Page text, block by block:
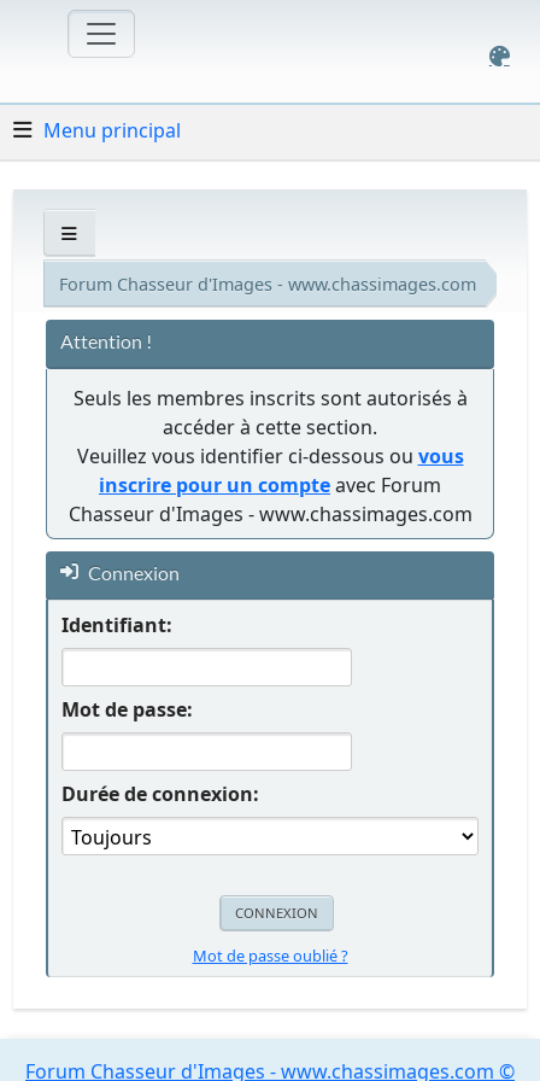
Menu principal
Forum Chasseur d'Images - www.chassimages.com
Attention !
Seuls les membres inscrits sont autorisés à
accéder à cette section.
Veuillez vous identifier ci-dessous ou vous
inscrire pour un compteavec Forum
Chasseur d'Images - www.chassimages.com
Connexion
Identifiant:
Mot de passe:
Durée de connexion:
Mot de passe oublié ?
Forum Chasseur d'Images - www.chassimages.com ©